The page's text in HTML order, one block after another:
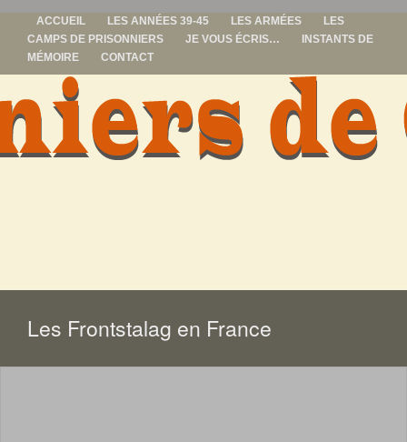
ACCUEIL LES ANNÉES 39-45 LES ARMÉES
LES
CAMPS DE PRISONNIERS
JE VOUS ÉCRIS…
INSTANTS DE
MÉMOIRE
CONTACT
prisonniers de
Les Frontstalag en France